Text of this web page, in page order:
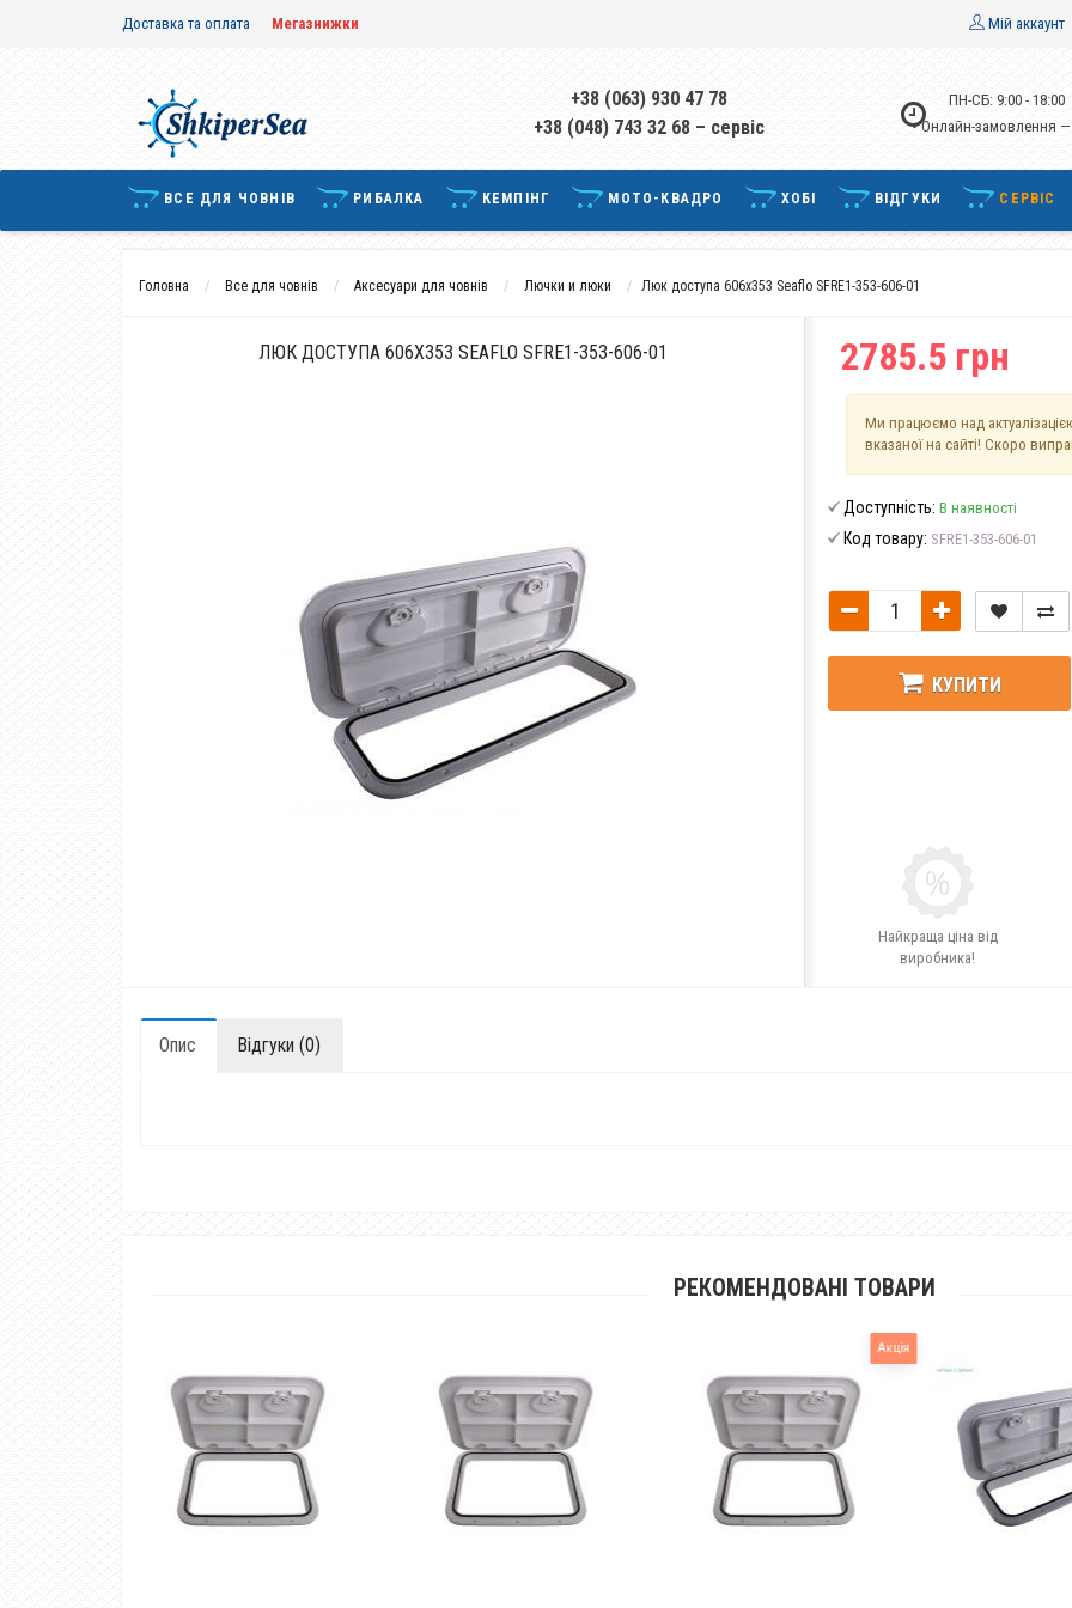
Доставка та оплата Мегазнижки Мій аккаунт
+38 (063) 930 47 78
+38 (048) 743 32 68 – сервіс
ПН-СБ: 9:00 - 18:00
• Онлайн-замовлення
ВСЕ ДЛЯ ЧОВНІВ РИБАЛКА КЕМПІНГ МОТО-КВАДРО ХОБІ ВІДГУКИ СЕРВІС
Головна Все для човнів Аксесуари для човнів Лючки и люки Люк доступа 606x353 Seaflo SFRE1-353-606-01
ЛЮК ДОСТУПА 606X353 SEAFLO SFRE1-353-606-01 2785.5 грн
Ми працюємо над
вказаної на сайті! Скоро
Доступність: В наявності
Код товару: SFRE1-353-606-01
КУПИТИ
Найкраща ціна від
виробника!
Опис Відгуки (0)
РЕКОМЕНДОВАНІ ТОВАРИ